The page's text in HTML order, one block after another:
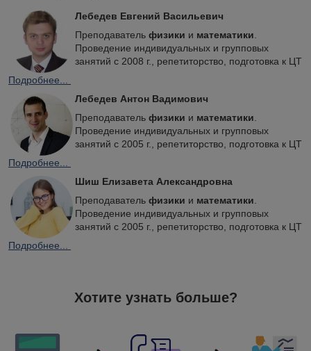
Лебедев Евгений Васильевич
Преподаватель физики и математики
Проведение индивидуальных и групповых
занятий с 2008 г., репетиторство, подготовка к ЦТ
Подробнее...
Лебедев Антон Вадимович
Преподаватель физики и математики
Проведение индивидуальных и групповых
занятий с 2005 г., репетиторство, подготовка к ЦТ
Подробнее...
Шиш Елизавета Александровна
Преподаватель физики и математики
Проведение индивидуальных и групповых
занятий с 2005 г., репетиторство, подготовка к ЦТ
Подробнее...
Хотите узнать больше?